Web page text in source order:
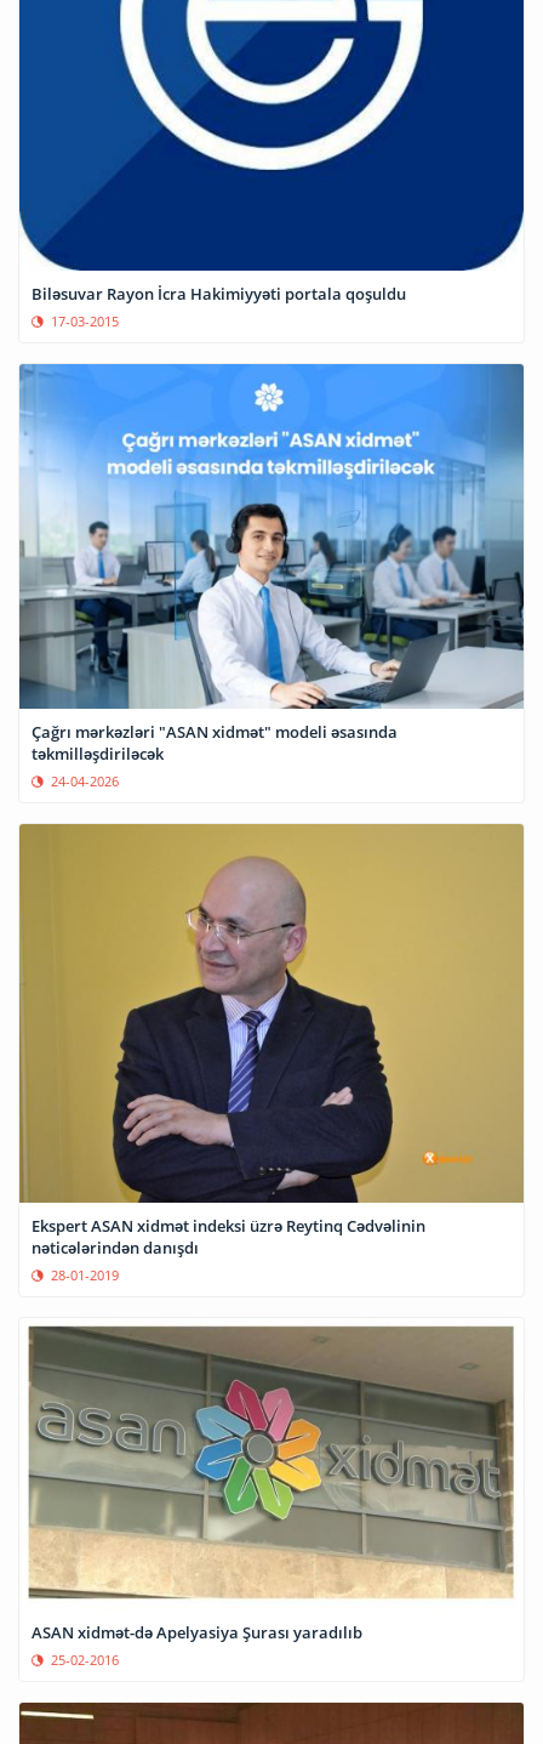
Biləsuvar Rayon İcra Hakimiyyəti portala qoşuldu
17-03-2015
Çağrı mərkəzləri "ASAN xidmət" modeli əsasında
təkmilləşdiriləcək
24-04-2026
Ekspert ASAN xidmət indeksi üzrə Reytinq Cədvəlinin
nəticələrindən danışdı
28-01-2019
ASAN xidmət-də Apelyasiya Şurası yaradılıb
25-02-2016